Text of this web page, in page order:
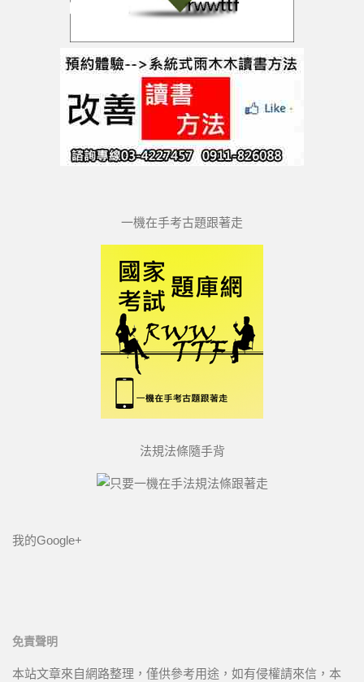
一機在手考古題跟著走
法規法條隨手背
我的Google+
免責聲明
本站文章來自網路整理，僅供參考用途，如有侵權請來信，本